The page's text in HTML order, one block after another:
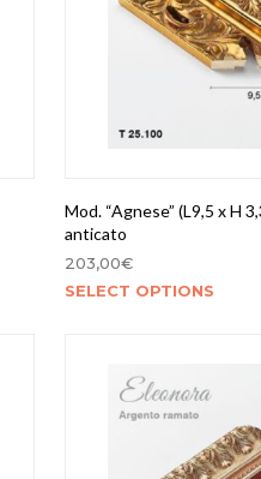
Mod. “Agnese” (L9,5 x H
anticato
203,00€
SELECT OPTIONS